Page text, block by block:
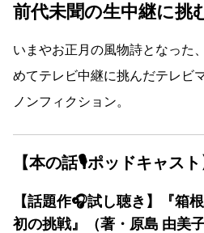
前代未聞の生中継に挑
いまやお正月の風物詩となった
めてテレビ中継に挑んだテレビ
ノンフィクション。
【本の話🎙ポッドキャスト
【話題作🎧試し聴き】『箱
初の挑戦』（著・原島 由美